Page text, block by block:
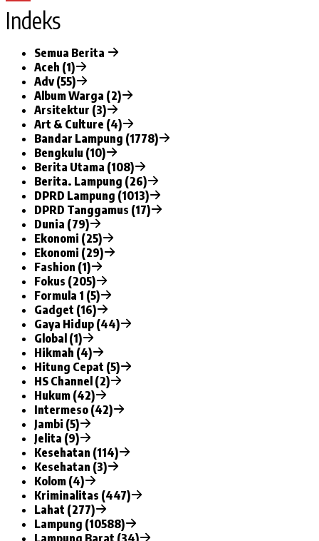
Indeks
Semua Berita
Aceh (1)
Adv (55)
Album Warga (2)
Arsitektur (3)
Art & Culture (4)
Bandar Lampung (1778)
Bengkulu (10)
Berita Utama (108)
Berita. Lampung (26)
DPRD Lampung (1013)
DPRD Tanggamus (17)
Dunia (79)
Ekonomi (25)
Ekonomi (29)
Fashion (1)
Fokus (205)
Formula 1 (5)
Gadget (16)
Gaya Hidup (44)
Global (1)
Hikmah (4)
Hitung Cepat (5)
HS Channel (2)
Hukum (42)
Intermeso (42)
Jambi (5)
Jelita (9)
Kesehatan (114)
Kesehatan (3)
Kolom (4)
Kriminalitas (447)
Lahat (277)
Lampung (10588)
Lampung Barat (34)